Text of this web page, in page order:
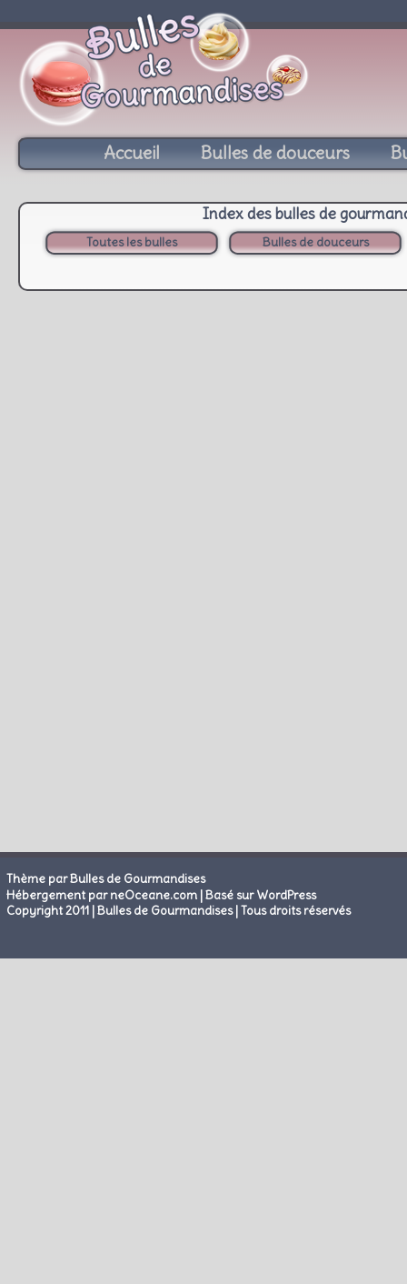
Accueil Bulles de douceurs
Index des bulles de
Toutes les bulles Bulles de douceurs
Thème par Bulles de Gourmandises
Hébergement par neOceane.com |Basé sur WordPress
Copyright 2011 | Bulles de Gourmandises | Tous droits réservés